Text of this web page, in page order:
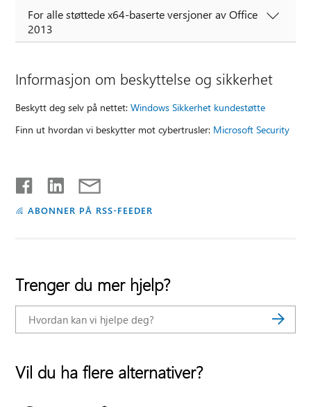
For alle støttede x64-baserte versjoner av Office
2013
Informasjon om beskyttelse og sikkerhet
Beskytt deg selv på nettet:Windows Sikkerhet kundestøtte
Finn ut hvordan vi beskytter mot cybertrusler: Microsoft Security
ABONNER PÅ RSS-FEEDER
Trenger du mer hjelp?
Vil du ha flere alternativer?